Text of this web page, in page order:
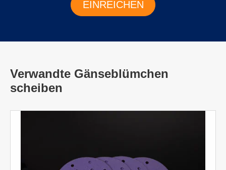
Verwandte Gänseblümchen
scheiben